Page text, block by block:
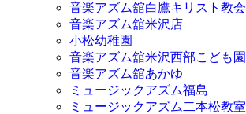
音楽アズム舘白鷹キリスト教会
音楽アズム舘米沢店
小松幼稚園
音楽アズム舘米沢西部こども園
音楽アズム舘あかゆ
ミュージックアズム福島
ミュージックアズム二本松教室